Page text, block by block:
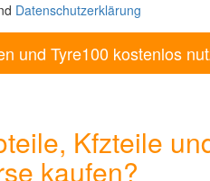
Datenschutzerklärung
Kfzteile
kaufen?